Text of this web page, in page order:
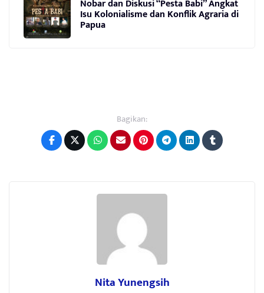
Nobar dan Diskusi “Pesta Babi” Angkat
Isu Kolonialisme dan Konflik Agraria di
Papua
Bagikan:
Nita Yunengsih